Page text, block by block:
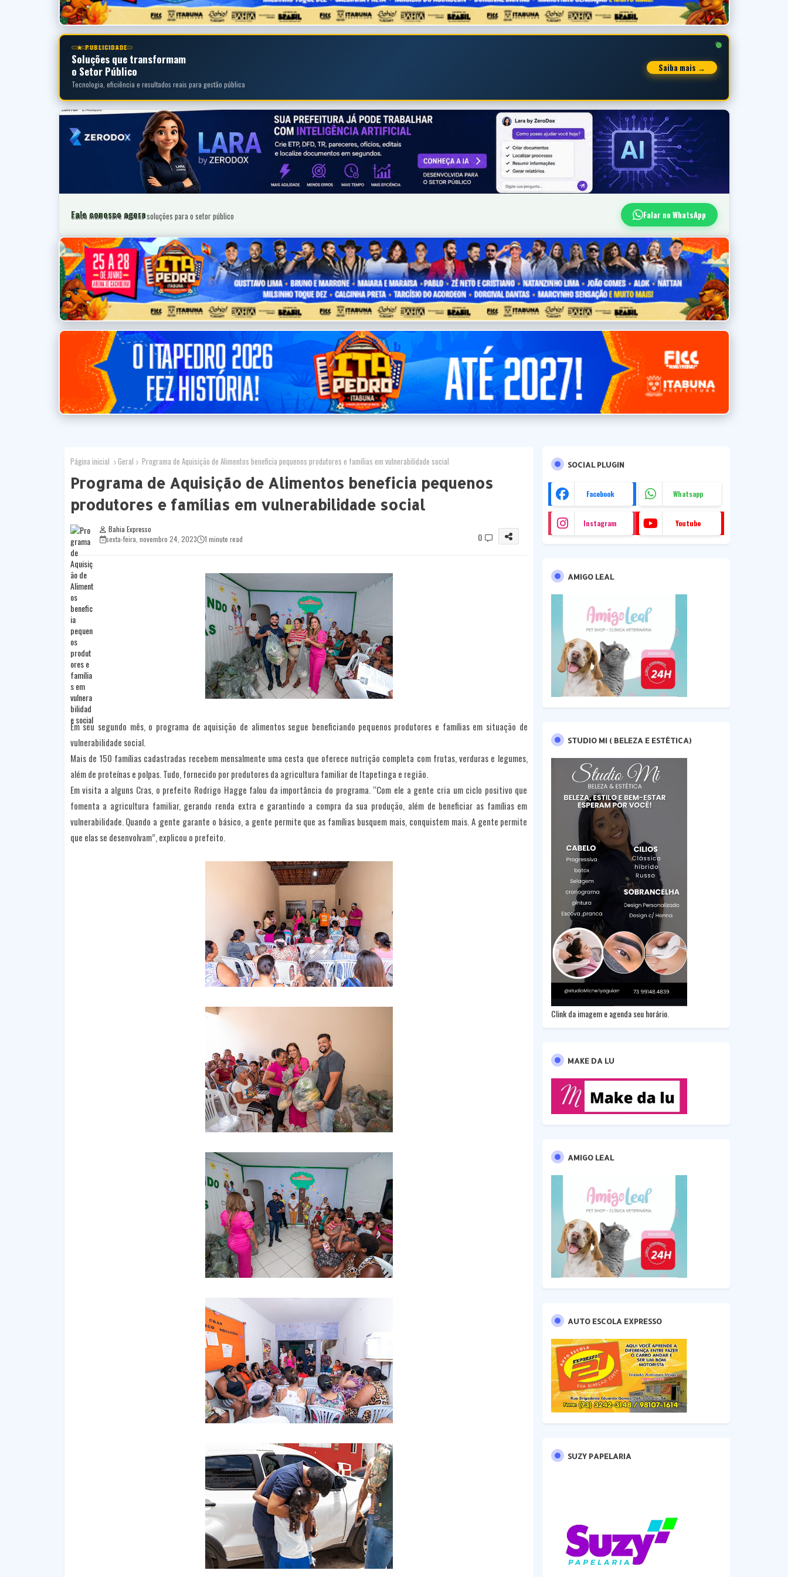
★ PUBLICIDADE
Soluções que transformam
o Setor Público
Tecnologia, eficiência e resultados reais para gestão pública
Saiba mais →
Fale conosco agora
Saiba mais sobre nossas soluções para o setor público Falar no WhatsApp
Página inicial Geral Programa de Aquisição de Alimentos beneficia pequenos produtores e famílias em vulnerabilidade social
Programa de Aquisição de Alimentos beneficia pequenos
produtores e famílias em vulnerabilidade social
Bahia Expresso
sexta-feira, novembro 24, 2023
1 minute read 0
Em seu segundo mês, o programa de aquisição de alimentos segue beneficiando pequenos produtores e famílias em situação de
vulnerabilidade social.
Mais de 150 famílias cadastradas recebem mensalmente uma cesta que oferece nutrição completa com frutas, verduras e legumes,
além de proteínas e polpas. Tudo, fornecido por produtores da agricultura familiar de Itapetinga e região.
Em visita a alguns Cras, o prefeito Rodrigo Hagge falou da importância do programa. “Com ele a gente cria um ciclo positivo que
fomenta a agricultura familiar, gerando renda extra e garantindo a compra da sua produção, além de beneficiar as famílias em
vulnerabilidade. Quando a gente garante o básico, a gente permite que as famílias busquem mais, conquistem mais. A gente permite
que elas se desenvolvam”, explicou o prefeito.
SOCIAL PLUGIN
Facebook Whatsapp
Instagram Youtube
AMIGO LEAL
STUDIO MI ( BELEZA E ESTÉTICA)
Clink da imagem e agenda seu horário.
MAKE DA LU
AMIGO LEAL
AUTO ESCOLA EXPRESSO
SUZY PAPELARIA